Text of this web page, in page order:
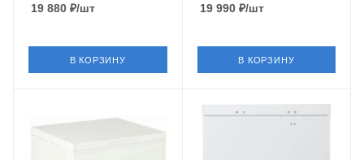
19 880 ₽/шт
В КОРЗИНУ
19 990₽/шт
В КОРЗИНУ
Глухая